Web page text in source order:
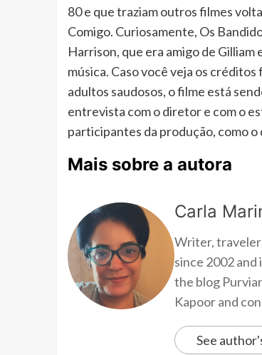
80 e que traziam outros filmes
Comigo. Curiosamente, Os
Harrison, que era amigo de
música. Caso você veja os
adultos saudosos, o filme está
entrevista com o diretor e com o
participantes da produção, como
Mais sobre a autora
Carla
Writer, traveler
since 2002 and
the blog
Kapoor and
See